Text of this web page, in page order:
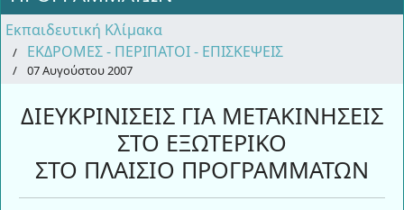
Εκπαιδευτική Κλίμακα
ΕΚΔΡΟΜΕΣ - ΠΕΡΙΠΑΤΟΙ - ΕΠΙΣΚΕΨΕΙΣ
07 Αυγούστου 2007
ΔΙΕΥΚΡΙΝΙΣΕΙΣ ΓΙΑ ΜΕΤΑΚΙΝΗΣΕΙΣ
ΣΤΟ ΕΞΩΤΕΡΙΚΟ
ΣΤΟ ΠΛΑΙΣΙΟ ΠΡΟΓΡΑΜΜΑΤΩΝ